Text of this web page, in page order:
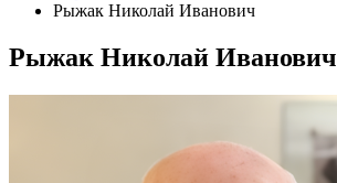
Рыжак Николай Иванович
Рыжак Николай Иванович